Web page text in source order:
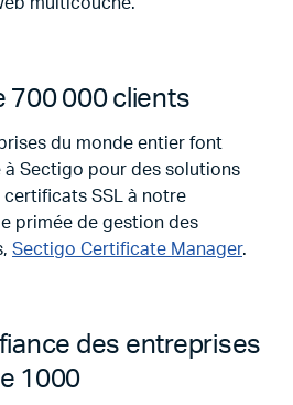
700 000 clients
du monde entier font
à Sectigo pour des solutions
certificats SSL à notre
primée de gestion des
Sectigo Certificate Manager.
des entreprises
1000